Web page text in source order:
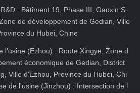
: Bâtiment 19, Phase III, Gaoxin S
de développement de Gedian, Ville
du Hubei, Chine
l'usine (Ezhou) : Route Xingye, Zone d
économique de Gedian, District
Ville d'Ezhou, Province du Hubei, Chi
de l'usine (Jinzhou) : Intersection de l